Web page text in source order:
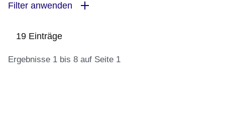
Filter anwenden
19 Einträge
Ergebnisse 1 bis 8 auf Seite 1